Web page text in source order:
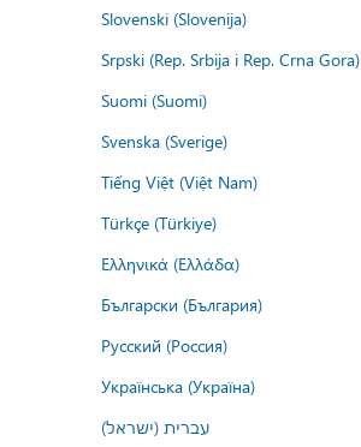
Slovenski (Slovenija)
Srpski (Rep. Srbija i Rep. Crna Gora)
Suomi (Suomi)
Svenska (Sverige)
Tiếng Việt (Việt Nam)
Türkçe (Türkiye)
Ελληνικά (Ελλάδα)
Български (България)
Русский (Россия)
Українська (Україна)
עברית (ישראל)